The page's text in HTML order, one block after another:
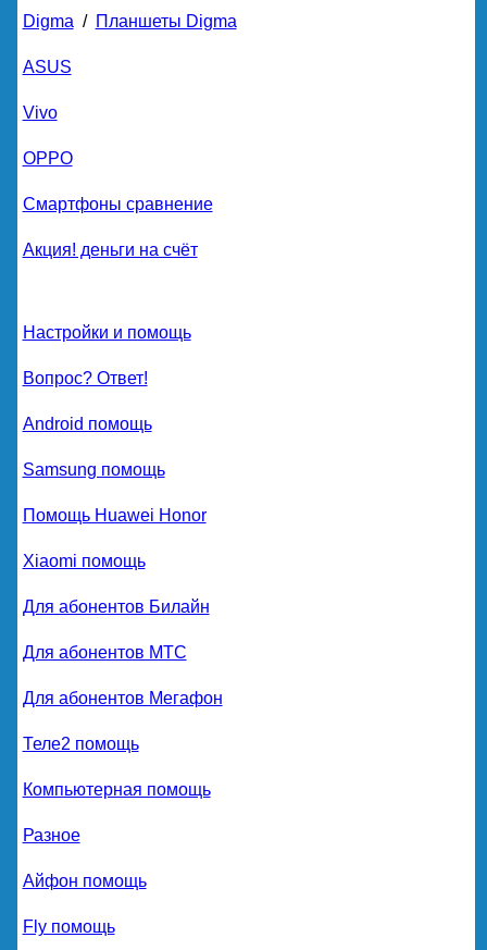
Digma / Планшеты Digma
ASUS
Vivo
OPPO
Смартфоны сравнение
Акция! деньги на счёт
Настройки и помощь
Вопрос? Ответ!
Android помощь
Samsung помощь
Помощь Huawei Honor
Xiaomi помощь
Для абонентов Билайн
Для абонентов МТС
Для абонентов Мегафон
Теле2 помощь
Компьютерная помощь
Разное
Айфон помощь
Fly помощь